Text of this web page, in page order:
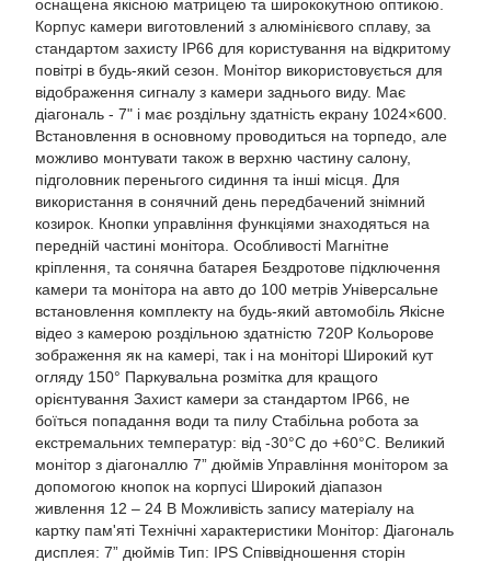
оснащена якісною матрицею та ширококутною оптикою.
Корпус камери виготовлений з алюмінієвого сплаву, за
стандартом захисту IP66 для користування на відкритому
повітрі в будь-який сезон. Монітор використовується для
відображення сигналу з камери заднього виду. Має
діагональ - 7" і має роздільну здатність екрану 1024×600.
Встановлення в основному проводиться на торпедо, але
можливо монтувати також в верхню частину салону,
підголовник переньгого сидиння та інші місця. Для
використання в сонячний день передбачений знімний
козирок. Кнопки управління функціями знаходяться на
передній частині монітора. Особливості Магнітне
кріплення, та сонячна батарея Бездротове підключення
камери та монітора на авто до 100 метрів Універсальне
встановлення комплекту на будь-який автомобіль Якісне
відео з камерою роздільною здатністю 720P Кольорове
зображення як на камері, так і на моніторі Широкий кут
огляду 150° Паркувальна розмітка для кращого
орієнтування Захист камери за стандартом IP66, не
боїться попадання води та пилу Стабільна робота за
екстремальних температур: від -30°C до +60°C. Великий
монітор з діагоналлю 7” дюймів Управління монітором за
допомогою кнопок на корпусі Широкий діапазон
живлення 12 – 24 В Можливість запису матеріалу на
картку пам'яті Технічні характеристики Монітор: Діагональ
дисплея: 7” дюймів Тип: IPS Співвідношення сторін